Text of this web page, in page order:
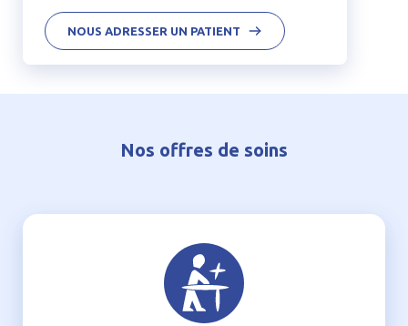
NOUS ADRESSER UN PATIENT
Nos offres de soins